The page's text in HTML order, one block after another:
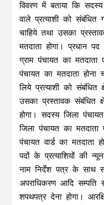
विवरण में बताया कि
वाले प्रत्याशी को संबंधित
चाहिये तथा उसका
मतदाता होगा। प्रधान
ग्राम पंचायत का
पंचायत का मतदाता होना
लिये प्रत्याशी को संबंधित
उसका प्रस्तावक संबंधित
होगा। सदस्य जिला
जिला पंचायत का मतदाता
पंचायत वार्ड का मतदाता
पदों के प्रत्याशियों की
नाम निर्देश पत्र के साथ
अपराधिकरण आदि सम्पति
शपथपत्र देना होगा।